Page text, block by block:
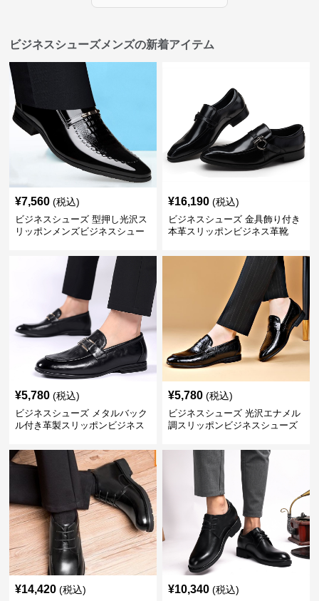
ビジネスシューズメンズの新着アイテム
¥7,560 (税込)
ビジネスシューズ 型押し光沢ス
リッポンメンズビジネスシュー
¥16,190 (税込)
ビジネスシューズ 金具飾り付き
本革スリッポンビジネス革靴
¥5,780 (税込)
ビジネスシューズ メタルバック
ル付き革製スリッポンビジネス
¥5,780 (税込)
ビジネスシューズ 光沢エナメル
調スリッポンビジネスシューズ
¥14,420 (税込) ¥10,340 (税込)